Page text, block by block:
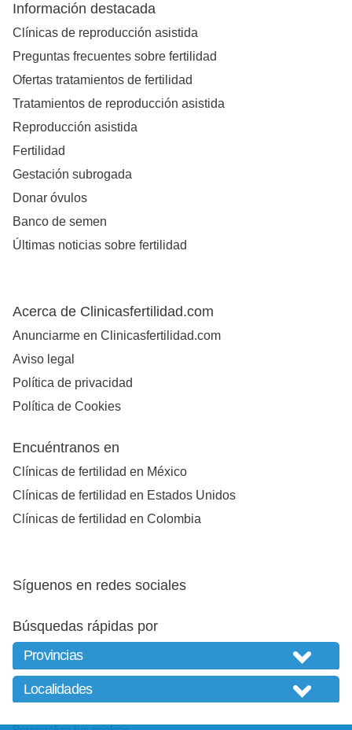
Información destacada
Clínicas de reproducción asistida
Preguntas frecuentes sobre fertilidad
Ofertas tratamientos de fertilidad
Tratamientos de reproducción asistida
Reproducción asistida
Fertilidad
Gestación subrogada
Donar óvulos
Banco de semen
Últimas noticias sobre fertilidad
Acerca de Clinicasfertilidad.com
Anunciarme en Clinicasfertilidad.com
Aviso legal
Política de privacidad
Política de Cookies
Encuéntranos en
Clínicas de fertilidad en México
Clínicas de fertilidad en Estados Unidos
Clínicas de fertilidad en Colombia
Síguenos en redes sociales
Búsquedas rápidas por